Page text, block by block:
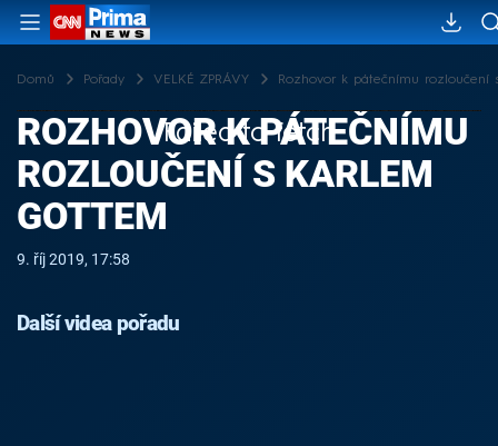
Domů Pořady VELKÉ ZPRÁVY Rozhovor k pátečnímu rozloučení
Failed to fetch
ROZHOVOR K PÁTEČNÍMU
ROZLOUČENÍ S KARLEM
GOTTEM
9. říj 2019, 17:58
Další videa pořadu